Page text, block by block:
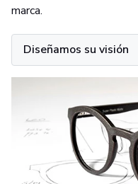
marca.
Diseñamos su visión